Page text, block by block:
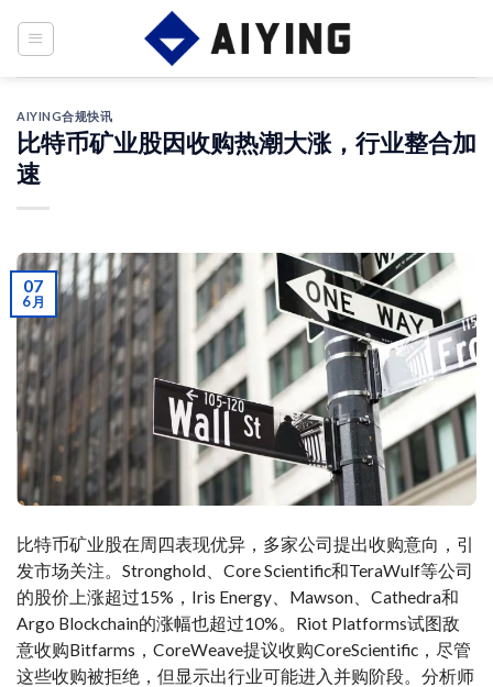
AIYING合规快讯
比特币矿业股因收购热潮大涨，行业整合加
速
07
6 月
比特币矿业股在周四表现优异，多家公司提出收购意向，引
发市场关注。Stronghold、Core Scientific和TeraWulf等公司
的股价上涨超过15%，Iris Energy、Mawson、Cathedra和
Argo Blockchain的涨幅也超过10%。Riot Platforms试图敌
意收购Bitfarms，CoreWeave提议收购CoreScientific，尽管
这些收购被拒绝，但显示出行业可能进入并购阶段。分析师